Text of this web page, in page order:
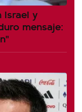
Israel y
mensaje: